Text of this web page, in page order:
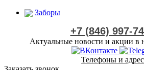
Заборы
+7 (846) 997-
Актуальные новости и акции в
Телефоны и